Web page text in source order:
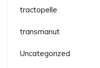
tractopelle
transmanut
Uncategorized